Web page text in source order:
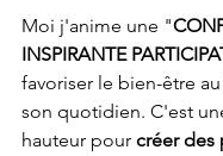
Moi j'anime une "
INSPIRANTE
favoriser le bien-être
son quotidien. C'est
hauteur pour créer des